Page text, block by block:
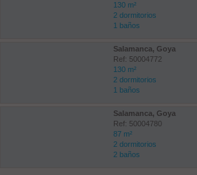
130 m²
2 dormitorios
1 baños
Salamanca, Goya
Ref: 50004772
130 m²
2 dormitorios
1 baños
Salamanca, Goya
Ref: 50004780
87 m²
2 dormitorios
2 baños